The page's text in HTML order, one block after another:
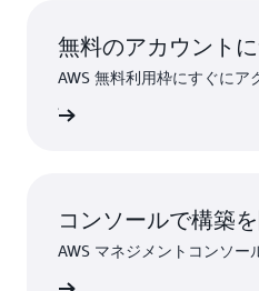
無料のアカウント
AWS 無料利用枠にすぐにア
コンソールで構築
AWS マネジメントコンソー